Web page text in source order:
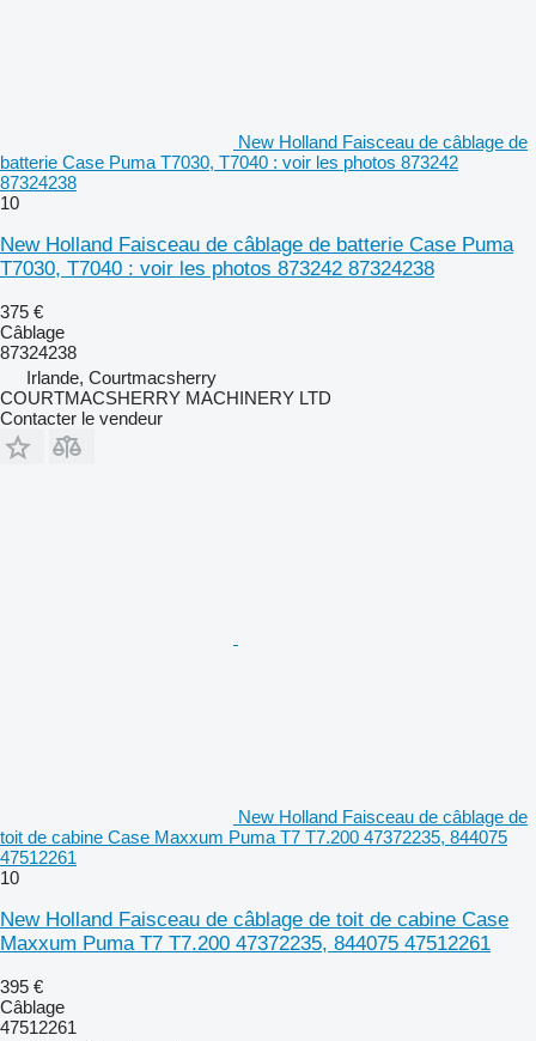
New Holland Faisceau de câblage de
batterie Case Puma T7030, T7040 : voir les photos 873242
87324238
10
New Holland Faisceau de câblage de batterie Case Puma
T7030, T7040 : voir les photos 873242 87324238
375 €
Câblage
87324238
Irlande, Courtmacsherry
COURTMACSHERRY MACHINERY LTD
Contacter le vendeur
New Holland Faisceau de câblage de
toit de cabine Case Maxxum Puma T7 T7.200 47372235, 844075
47512261
10
New Holland Faisceau de câblage de toit de cabine Case
Maxxum Puma T7 T7.200 47372235, 844075 47512261
395 €
Câblage
47512261